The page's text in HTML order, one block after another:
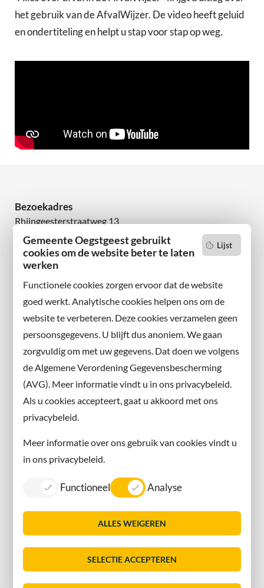
Lijst
Gemeente Oegstgeest gebruikt
cookies om de website beter te laten
werken
Functionele cookies zorgen ervoor dat de website
goed werkt. Analytische cookies helpen ons om de
website te verbeteren. Deze cookies verzamelen geen
persoonsgegevens. U blijft dus anoniem. We gaan
zorgvuldig om met uw gegevens. Dat doen we volgens
de Algemene Verordening Gegevensbescherming
(AVG). Meer informatie vindt u in ons privacybeleid.
Als u cookies accepteert, gaat u akkoord met ons
privacybeleid.
Meer informatie over ons gebruik van cookies vindt u
in ons privacybeleid.
Functioneel Analyse
ALLES WEIGEREN
SELECTIE ACCEPTEREN
het gebruik van de AfvalWijzer. De video heeft geluid
en ondertiteling en helpt u stap voor stap op weg.
Bezoekadres
Rhijngeesterstraatweg 13
2342 AN Oegstgeest
Wilt u niets missen?
en volg ons ook op sociale media.
Facebook
X
Instagram
Contact met de gemeente
Contact
Information in English
Sitemap
Toegankelijkheid
Servicenormen